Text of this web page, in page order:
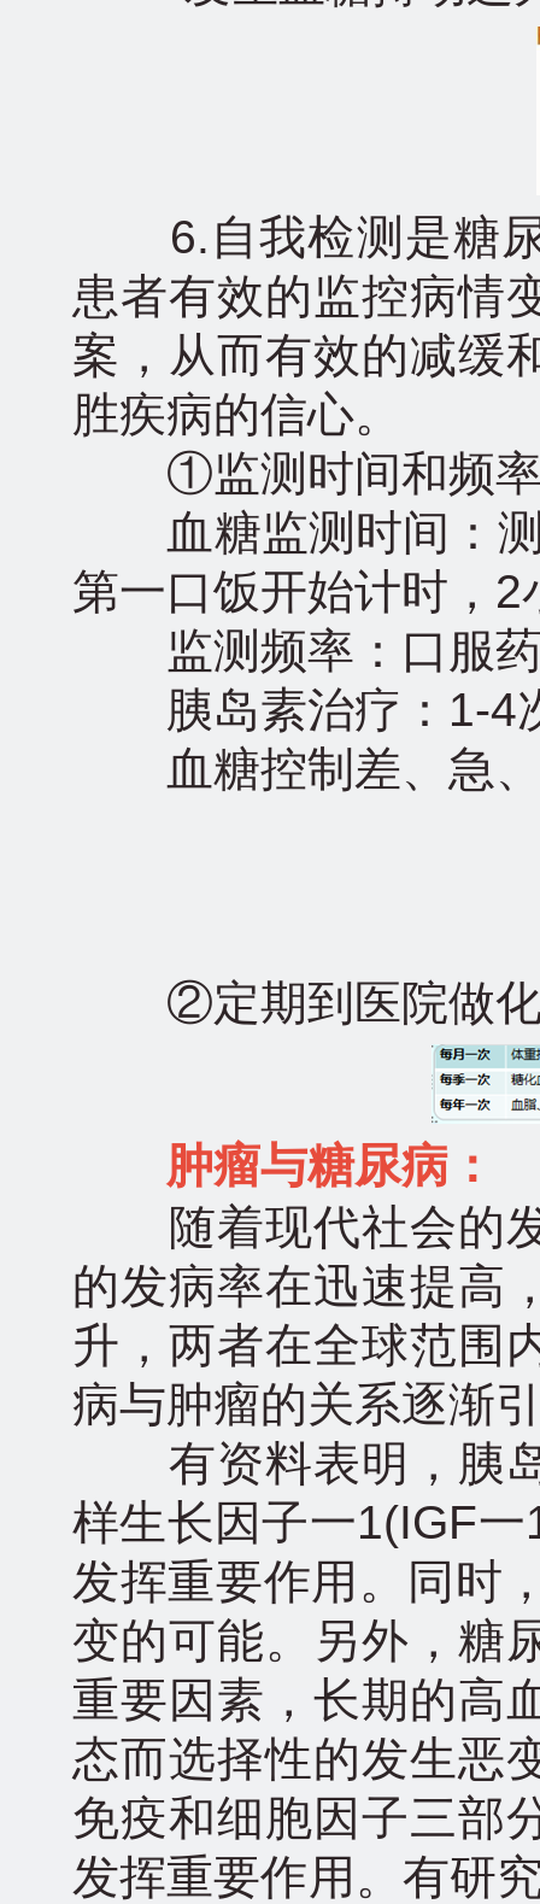
6.自我检测是糖尿
患者有效的监控病情
案，从而有效的减缓
胜疾病的信心。
①监测时间和频
血糖监测时间：测
第一口饭开始计时，
监测频率：口服药
胰岛素治疗：1-4
血糖控制差、急、
②定期到医院做化
肿瘤与糖尿病：
随着现代社会的发
的发病率在迅速提高
升，两者在全球范围
病与肿瘤的关系逐渐
有资料表明，胰岛
样生长因子一1(IGF
发挥重要作用。同时
变的可能。另外，糖
重要因素，长期的高
态而选择性的发生恶
免疫和细胞因子三部
发挥重要作用。有研